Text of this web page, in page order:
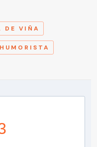
DE VIÑA
HUMORISTA